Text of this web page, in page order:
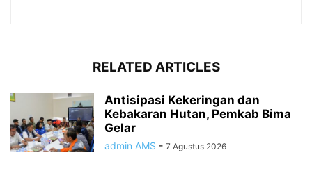
RELATED ARTICLES
Antisipasi Kekeringan dan
Kebakaran Hutan, Pemkab Bima
Gelar
admin AMS - 7 Agustus 2026